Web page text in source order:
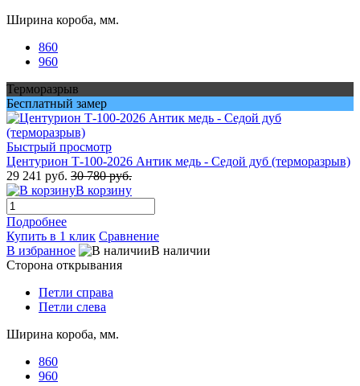
Ширина короба, мм.
860
960
Терморазрыв
Бесплатный замер
Быстрый просмотр
Центурион Т-100-2026 Антик медь - Седой дуб (терморазрыв)
29 241 руб. 30 780 руб.
В корзину
Подробнее
Купить в 1 клик Сравнение
В избранное
В наличии
Сторона открывания
Петли справа
Петли слева
Ширина короба, мм.
860
960